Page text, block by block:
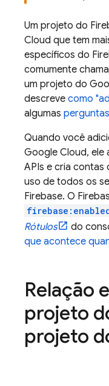
Um projeto do
Cloud que tem
específicos do
comumente
um projeto do
descreve como
algumas
Quando você
Google Cloud, ele
APIs e cria contas
uso de todos os
Firebase. O
Rótulos
do
que acontece
Relação
projeto
projeto